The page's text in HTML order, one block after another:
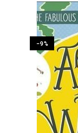
-9%